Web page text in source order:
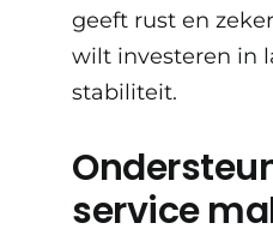
geeft rust en
wilt investeren in
stabiliteit.
service